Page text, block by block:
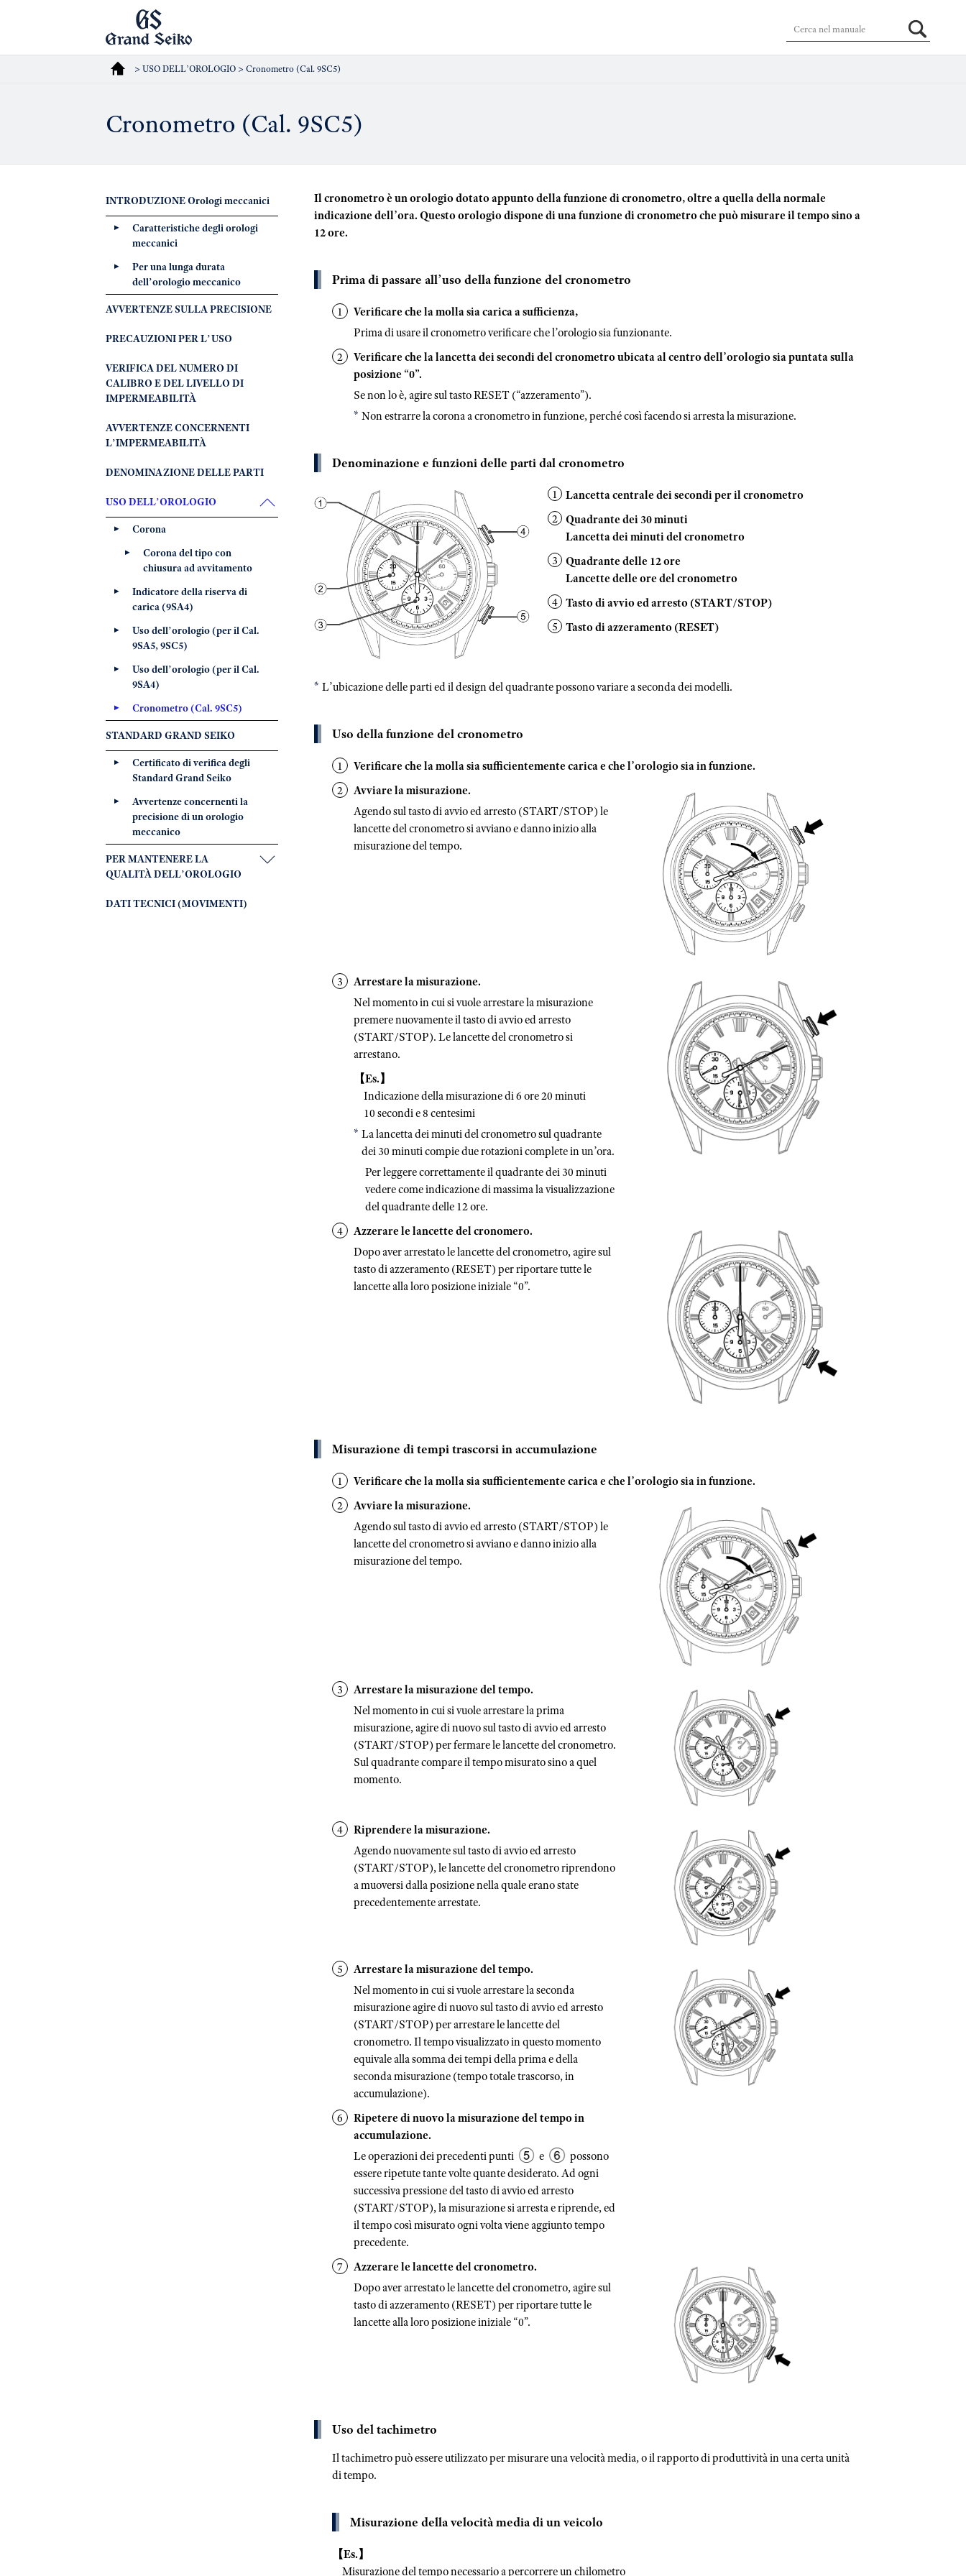
> USO DELL’OROLOGIO > Cronometro (Cal. 9SC5)
Cronometro (Cal. 9SC5)
Il cronometro è un orologio dotato appunto della funzione di cronometro, oltre a quella della normale
indicazione dell’ora. Questo orologio dispone di una funzione di cronometro che può misurare il tempo sino a
12 ore.
Prima di passare all’uso della funzione del cronometro
Verificare che la molla sia carica a sufficienza,
Prima di usare il cronometro verificare che l’orologio sia funzionante.
Verificare che la lancetta dei secondi del cronometro ubicata al centro dell’orologio sia puntata sulla
posizione “0”.
Se non lo è, agire sul tasto RESET (“azzeramento”).
Non estrarre la corona a cronometro in funzione, perché così facendo si arresta la misurazione.
Denominazione e funzioni delle parti dal cronometro
Lancetta centrale dei secondi per il cronometro
Quadrante dei 30 minuti
Lancetta dei minuti del cronometro
Quadrante delle 12 ore
Lancette delle ore del cronometro
Tasto di avvio ed arresto (START/STOP)
Tasto di azzeramento (RESET)
L’ubicazione delle parti ed il design del quadrante possono variare a seconda dei modelli.
Uso della funzione del cronometro
Verificare che la molla sia sufficientemente carica e che l’orologio sia in funzione.
Avviare la misurazione.
Agendo sul tasto di avvio ed arresto (START/STOP) le
lancette del cronometro si avviano e danno inizio alla
misurazione del tempo.
Arrestare la misurazione.
Nel momento in cui si vuole arrestare la misurazione
premere nuovamente il tasto di avvio ed arresto
(START/STOP). Le lancette del cronometro si
arrestano.
【Es.】
Indicazione della misurazione di 6 ore 20 minuti
10 secondi e 8 centesimi
La lancetta dei minuti del cronometro sul quadrante
dei 30 minuti compie due rotazioni complete in un’ora.
Per leggere correttamente il quadrante dei 30 minuti
vedere come indicazione di massima la visualizzazione
del quadrante delle 12 ore.
Azzerare le lancette del cronomero.
Dopo aver arrestato le lancette del cronometro, agire sul
tasto di azzeramento (RESET) per riportare tutte le
lancette alla loro posizione iniziale “0”.
Misurazione di tempi trascorsi in accumulazione
Verificare che la molla sia sufficientemente carica e che l’orologio sia in funzione.
Avviare la misurazione.
Agendo sul tasto di avvio ed arresto (START/STOP) le
lancette del cronometro si avviano e danno inizio alla
misurazione del tempo.
Arrestare la misurazione del tempo.
Nel momento in cui si vuole arrestare la prima
misurazione, agire di nuovo sul tasto di avvio ed arresto
(START/STOP) per fermare le lancette del cronometro.
Sul quadrante compare il tempo misurato sino a quel
momento.
Riprendere la misurazione.
Agendo nuovamente sul tasto di avvio ed arresto
(START/STOP), le lancette del cronometro riprendono
a muoversi dalla posizione nella quale erano state
precedentemente arrestate.
Arrestare la misurazione del tempo.
Nel momento in cui si vuole arrestare la seconda
misurazione agire di nuovo sul tasto di avvio ed arresto
(START/STOP) per arrestare le lancette del
cronometro. Il tempo visualizzato in questo momento
equivale alla somma dei tempi della prima e della
seconda misurazione (tempo totale trascorso, in
accumulazione).
Ripetere di nuovo la misurazione del tempo in
accumulazione.
Le operazioni dei precedenti punti
e
possono
essere ripetute tante volte quante desiderato. Ad ogni
successiva pressione del tasto di avvio ed arresto
(START/STOP), la misurazione si arresta e riprende, ed
il tempo così misurato ogni volta viene aggiunto tempo
precedente.
Azzerare le lancette del cronometro.
Dopo aver arrestato le lancette del cronometro, agire sul
tasto di azzeramento (RESET) per riportare tutte le
lancette alla loro posizione iniziale “0”.
Uso del tachimetro
Il tachimetro può essere utilizzato per misurare una velocità media, o il rapporto di produttività in una certa unità
di tempo.
Misurazione della velocità media di un veicolo
【Es.】
Misurazione del tempo necessario a percorrere un chilometro
INTRODUZIONE Orologi meccanici
Caratteristiche degli orologi
meccanici
Per una lunga durata
dell’orologio meccanico
AVVERTENZE SULLA PRECISIONE
PRECAUZIONI PER L’USO
VERIFICA DEL NUMERO DI
CALIBRO E DEL LIVELLO DI
IMPERMEABILITÀ
AVVERTENZE CONCERNENTI
L’IMPERMEABILITÀ
DENOMINAZIONE DELLE PARTI
USO DELL’OROLOGIO
Corona
Corona del tipo con
chiusura ad avvitamento
Indicatore della riserva di
carica (9SA4)
Uso dell’orologio (per il Cal.
9SA5, 9SC5)
Uso dell’orologio (per il Cal.
9SA4)
Cronometro (Cal. 9SC5)
STANDARD GRAND SEIKO
Certificato di verifica degli
Standard Grand Seiko
Avvertenze concernenti la
precisione di un orologio
meccanico
PER MANTENERE LA
QUALITÀ DELL’OROLOGIO
DATI TECNICI (MOVIMENTI)